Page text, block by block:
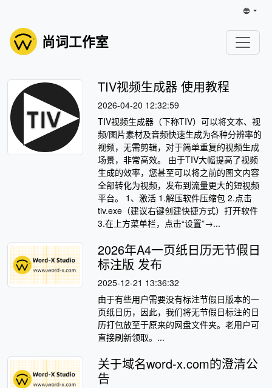
尚词工作室
TIV视频生成器 使用教程
2026-04-20 12:32:59
TIV视频生成器（下称TIV）可以将文本、视
频/图片素材及音频快速生成为各种分辨率的
视频，无需剪辑，对于简单重复的视频生成
场景，非常高效。 由于TIV大幅提高了视频
生成的效率，您甚至可以将之前的图文内容
全部转化为视频，发布到流量更大的短视频
平台。 1、激活 1.解压软件压缩包 2.点击
tiv.exe（建议右键创建快捷方式）打开软件
3.在上方菜单栏，点击“设置”→...
2026年A4一页纸日历无节假日
标注版 发布
2025-12-21 13:36:32
由于有些用户需要没有标注节假日版本的一
页纸日历，因此，我们将无节假日标注的日
历打包放至于原来的网盘文件夹。老用户可
直接刷新领取。...
关于域名word-x.com的澄清公
告